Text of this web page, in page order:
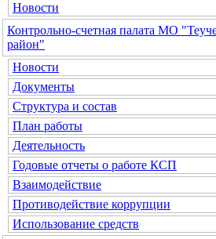
Новости
Контрольно-счетная палата МО
район"
Новости
Документы
Структура и состав
План работы
Деятельность
Годовые отчеты о работе КСП
Взаимодействие
Противодействие коррупции
Использование средств